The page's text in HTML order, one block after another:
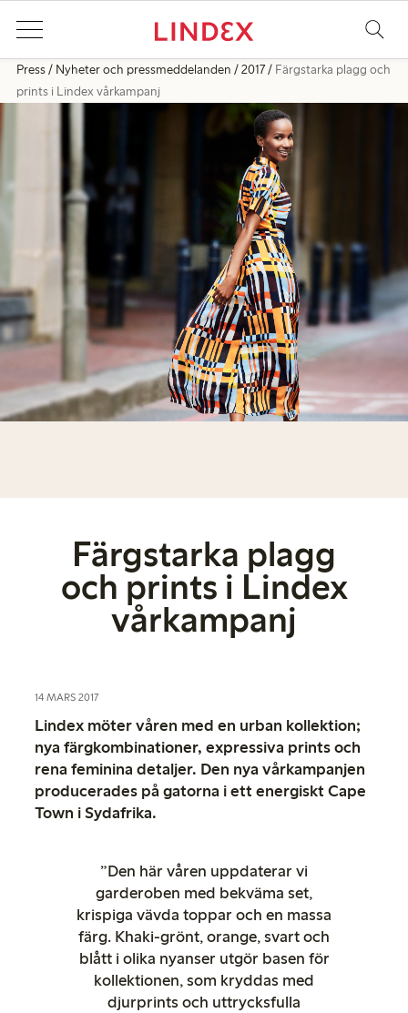
Press Nyheter och pressmeddelanden 2017
Färgstarka plagg och
prints i Lindex vårkampanj
Färgstarka plagg
och prints i Lindex
vårkampanj
14 MARS 2017
Lindex möter våren med en urban kollektion;
nya färgkombinationer, expressiva prints och
rena feminina detaljer. Den nya vårkampanjen
producerades på gatorna i ett energiskt Cape
Town i Sydafrika.
”Den här våren uppdaterar vi
garderoben med bekväma set,
krispiga vävda toppar och en massa
färg. Khaki-grönt, orange, svart och
blått i olika nyanser utgör basen för
kollektionen, som kryddas med
djurprints och uttrycksfulla